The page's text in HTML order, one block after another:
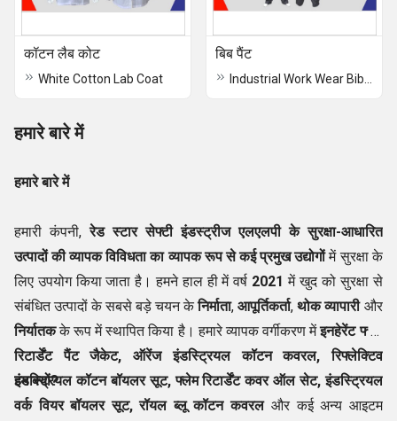
कॉटन लैब कोट
White Cotton Lab Coat
बिब पैंट
हमारे बारे में
हमारे बारे में
हमारी कंपनी,रेड स्टार सेफ्टी इंडस्ट्रीज एलएलपी के सुरक्षा-आधारित
उत्पादों की व्यापक विविधता का व्यापक रूप से कई प्रमुख उद्योगोंमें सुरक्षा के
लिए उपयोग किया जाता है। हमने हाल ही में वर्ष 2021 में खुद को सुरक्षा से
संबंधित उत्पादों के सबसे बड़े चयन केनिर्माता, आपूर्तिकर्ता, थोक व्यापारीऔर
निर्यातकके रूप में स्थापित किया है। हमारे व्यापक वर्गीकरण मेंइनहेरेंट फ्लेम
रिटार्डेंट पैंट जैकेट, ऑरेंज इंडस्ट्रियल कॉटन कवरल, रिफ्लेक्टिव
इंडस्ट्रियल कॉटन बॉयलर सूट, फ्लेम रिटार्डेंट कवर ऑल सेट, इंडस्ट्रियल
वर्क वियर बॉयलर सूट, रॉयल ब्लू कॉटन कवरलऔर कई अन्य आइटम
हम क्यों?